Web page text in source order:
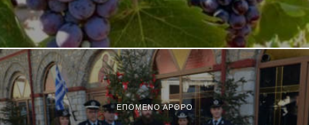
ΕΠΌΜΕΝΟ ΆΡΘΡΟ